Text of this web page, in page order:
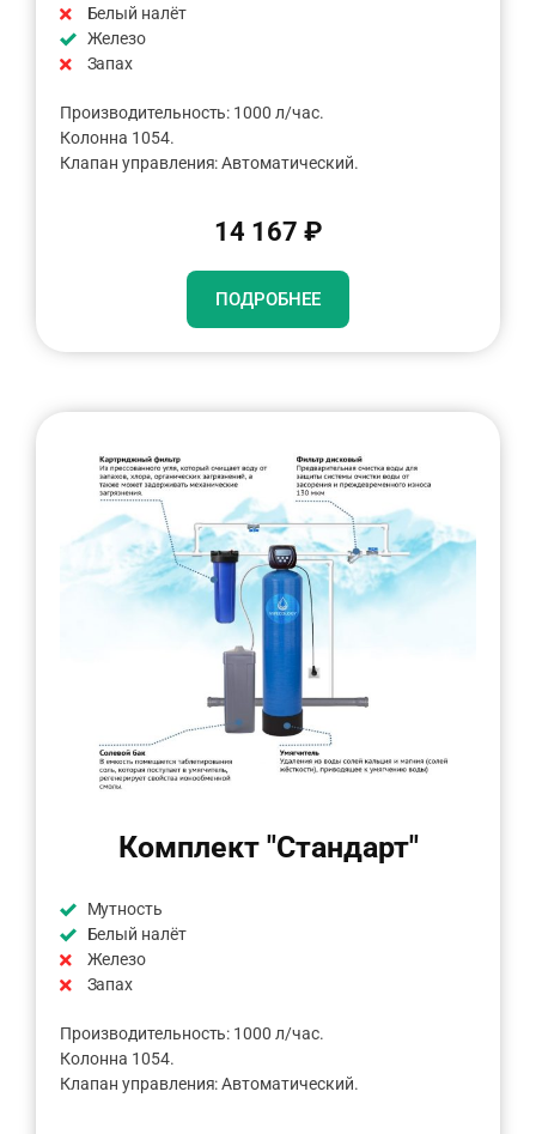
Белый налёт
Железо
Запах
Производительность: 1000 л/час.
Колонна 1054.
Клапан управления: Автоматический.
14 167 ₽
ПОДРОБНЕЕ
Комплект "Стандарт"
Мутность
Белый налёт
Железо
Запах
Производительность: 1000 л/час.
Колонна 1054.
Клапан управления: Автоматический.